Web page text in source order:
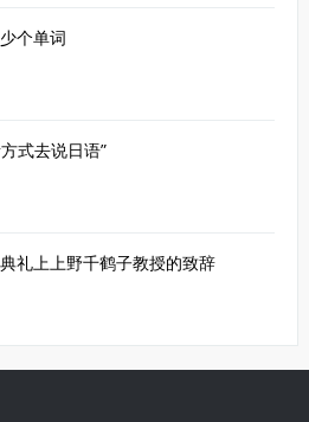
个单词
式去说日语”
礼上上野千鹤子教授的致辞